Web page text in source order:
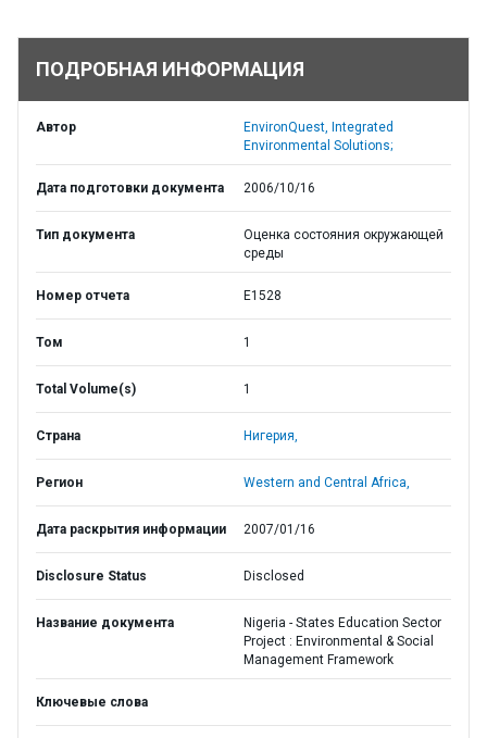
ПОДРОБНАЯ ИНФОРМАЦИЯ
Автор
EnvironQuest, Integrated
Environmental Solutions;
Дата подготовки документа 2006/10/16
Тип документа
Оценка состояния окружающей
среды
Номер отчета E1528
Том 1
Total Volume(s) 1
Страна Нигерия,
Регион Western and Central Africa,
Дата раскрытия информации 2007/01/16
Disclosure Status Disclosed
Название документа
Nigeria - States Education Sector
Project : Environmental & Social
Management Framework
Ключевые слова